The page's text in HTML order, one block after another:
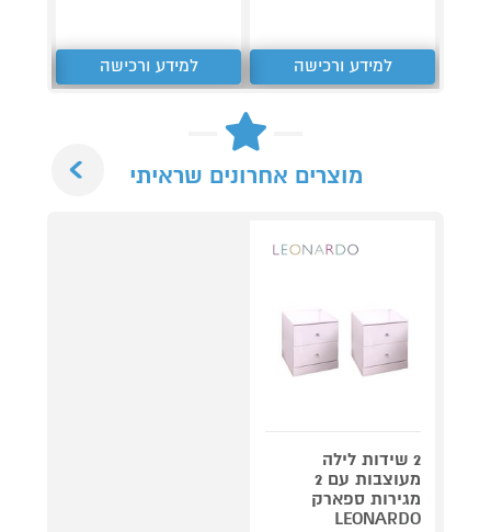
למידע ורכישה למידע ורכישה
מוצרים אחרונים שראיתי
2 שידות לילה
מעוצבות עם 2
מגירות ספארק
LEONARDO